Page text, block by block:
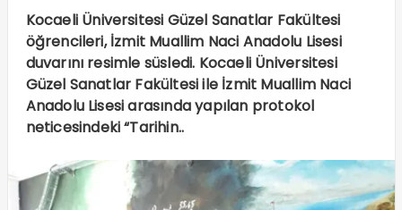
Kocaeli Üniversitesi Güzel Sanatlar Fakültesi
öğrencileri, İzmit Muallim Naci Anadolu Lisesi
duvarını resimle süsledi. Kocaeli Üniversitesi
Güzel Sanatlar Fakültesi ile İzmit Muallim Naci
Anadolu Lisesi arasında yapılan protokol
neticesindeki “Tarihin..